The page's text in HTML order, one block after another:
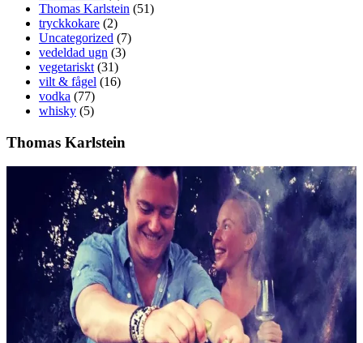
Thomas Karlstein (51)
tryckkokare (2)
Uncategorized (7)
vedeldad ugn (3)
vegetariskt (31)
vilt & fågel (16)
vodka (77)
whisky (5)
Thomas Karlstein